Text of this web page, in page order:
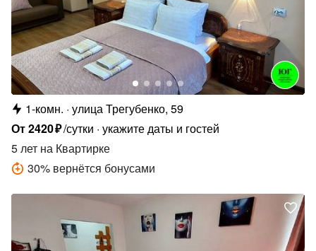
1-комн. улица Трегубенко, 59
От2420₽/сутки укажите даты и гостей
5 лет на Квартирке
30% вернётся бонусами